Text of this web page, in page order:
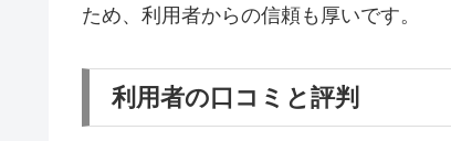
ため、利用者からの信頼も厚いです。
利用者の口コミと評判